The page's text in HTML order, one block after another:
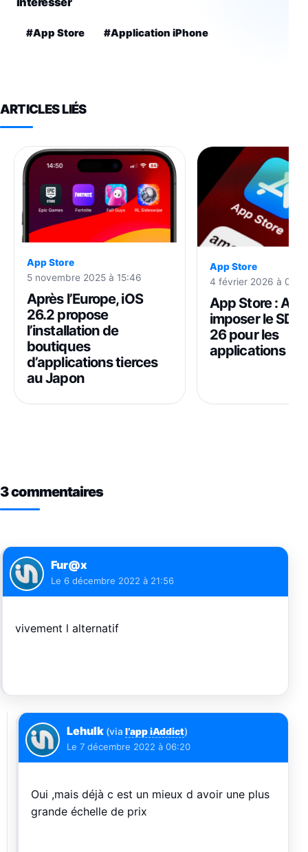
#App Store #Application iPhone
ARTICLES LIÉS
App Store
5 novembre 2025 à 15:46
Après l’Europe, iOS
26.2 propose
l’installation de
boutiques
d’applications tierces
au Japon
App Store
4 février 2026 à
App Store :
imposer le SDK
26 pour les
applications
3 commentaires
Fur@x
Le 6 décembre 2022 à 21:56
vivement l alternatif
Lehulk (via l’app iAddict)
Le 7 décembre 2022 à 06:20
Oui ,mais déjà c est un mieux d avoir une plus
grande échelle de prix